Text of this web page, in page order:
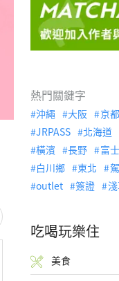
熱門關鍵字
沖繩 大阪 京都
JRPASS
北海道
橫濱
長野 富
白川鄉
東北
outlet
簽證
吃喝玩樂住
美食